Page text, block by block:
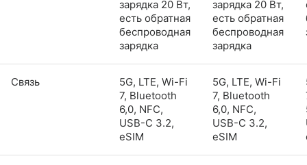
зарядка 20 Вт,
есть обратная
беспроводная
зарядка
зарядка 20 Вт,
есть обратная
беспроводная
зарядка
Связь
5G, LTE, Wi-Fi
7, Bluetooth
6,0, NFC,
USB-C 3.2,
eSIM
5G, LTE, Wi-Fi
7, Bluetooth
6,0, NFC,
USB-C 3.2,
eSIM